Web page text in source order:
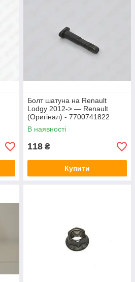
Болт шатуна на Renault
Lodgy 2012-> — Renault
(Оригінал) - 7700741822
В наявності
118 ₴
Купити